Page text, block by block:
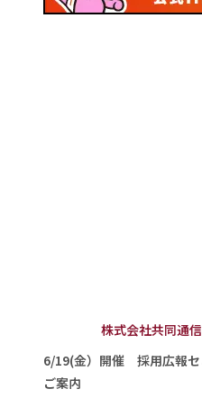
株式会社共同通
6/19(金）開催 採用広報セ
ご案内